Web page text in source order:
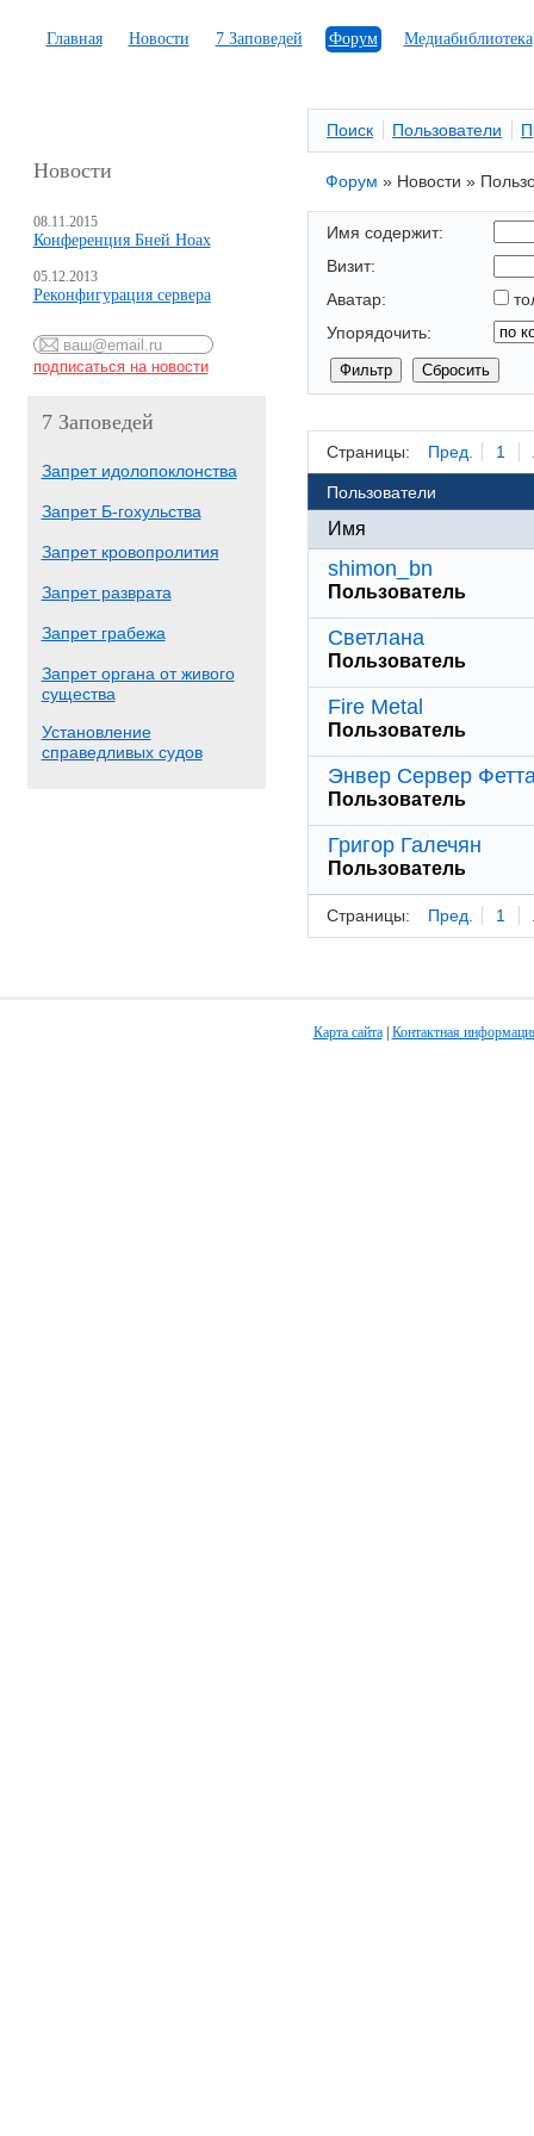
Главная Новости 7 Заповедей Форум Медиабиблиотека
Новости
08.11.2015
Конференция Бней Ноах
05.12.2013
Реконфигурация сервера
7 Заповедей
Запрет идолопоклонства
Запрет Б-гохульства
Запрет кровопролития
Запрет разврата
Запрет грабежа
Запрет органа от живого
существа
Установление
справедливых судов
Поиск Пользователи
Форум » Новости »
Имя содержит:
Визит:
Аватар:
Упорядочить:
Страницы: Пред. 1
Пользователи
Имя
shimon_bn
Пользователь
Светлана
Пользователь
Fire Metal
Пользователь
Энвер Сервер
Пользователь
Григор Галечян
Пользователь
Страницы: Пред. 1
Карта сайта| Контактная